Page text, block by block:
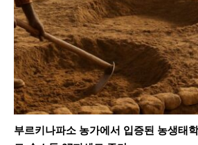
부르키나파소 농가에서 입증된 농생태